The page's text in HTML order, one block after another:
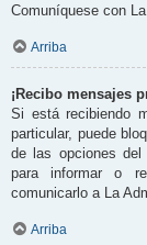
Comuníquese con
Arriba
¡Recibo mensajes
Si está recibiendo
particular, puede
de las opciones del
para informar o
comunicarlo a La
Arriba